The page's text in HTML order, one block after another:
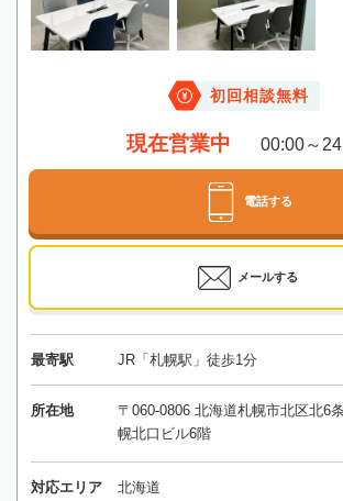
初回相談無料
現在営業中 00:00～
電話する
メールする
最寄駅 JR「札幌駅」徒歩1分
所在地
〒060-0806 北海道札幌市北区北6
幌北口ビル6階
対応エリア 北海道